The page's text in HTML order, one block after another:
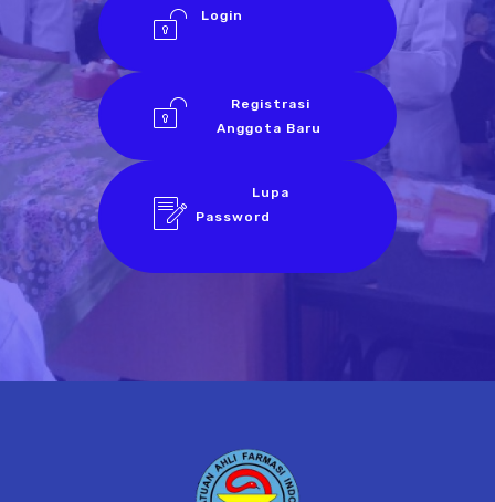
Login
Registrasi
Anggota Baru
Lupa
Password